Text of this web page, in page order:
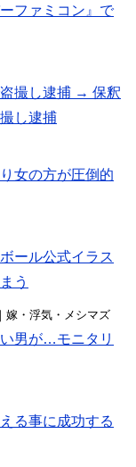
ファミコン』で
盗撮し逮捕 → 保釈
し逮捕
女の方が圧倒的
ール公式イラス
う
嫁・浮気・メシマズ
男が…モニタリ
る事に成功する